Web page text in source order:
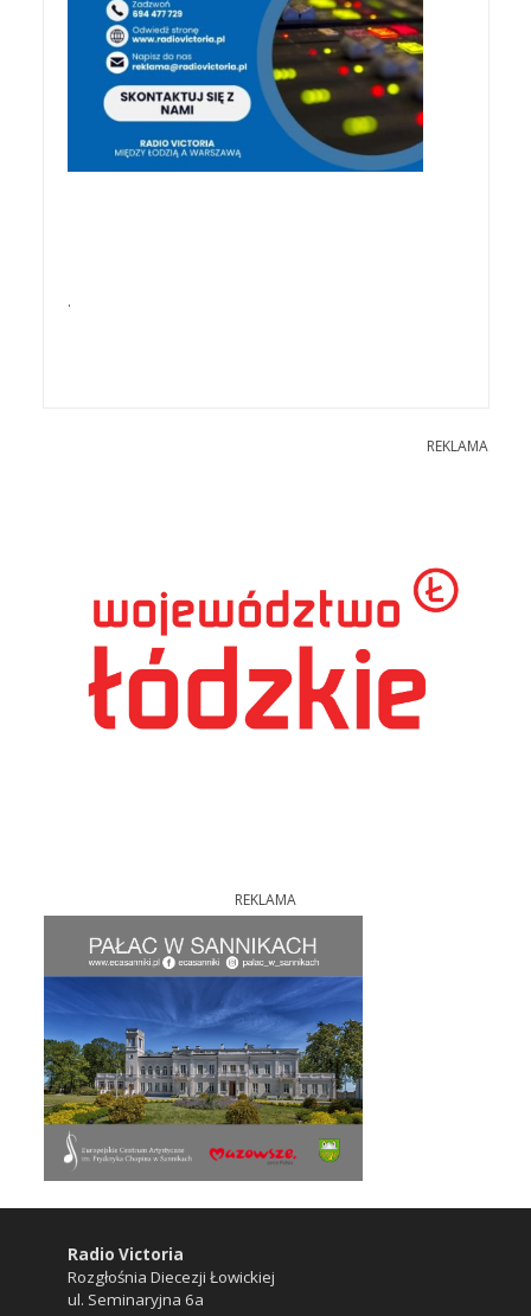
.
REKLAMA
REKLAMA
Radio Victoria
Rozgłośnia Diecezji Łowickiej
ul. Seminaryjna 6a